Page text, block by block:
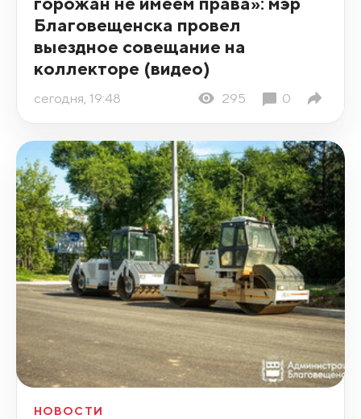
Благовещенска провел
выездное совещание на
коллекторе (видео)
сегодня, 19:48 295 0
НОВОСТИ